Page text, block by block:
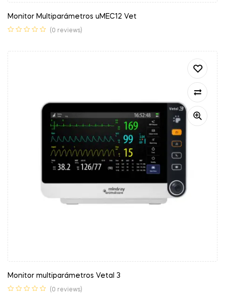
Monitor Multiparámetros uMEC12 Vet
(0 reviews)
Monitor multiparámetros Vetal 3
(0 reviews)